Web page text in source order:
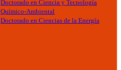
Doctorado en Ciencia y Tecnología
Químico-Ambiental
Doctorado en Ciencias de la Energía